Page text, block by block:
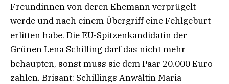
Freundinnen von deren Ehemann verprügelt
werde und nach einem Übergriff eine Fehlgeburt
erlitten habe. Die EU-Spitzenkandidatin der
Grünen Lena Schilling darf das nicht mehr
behaupten, sonst muss sie dem Paar 20.000 Euro
zahlen. Brisant: Schillings Anwältin Maria